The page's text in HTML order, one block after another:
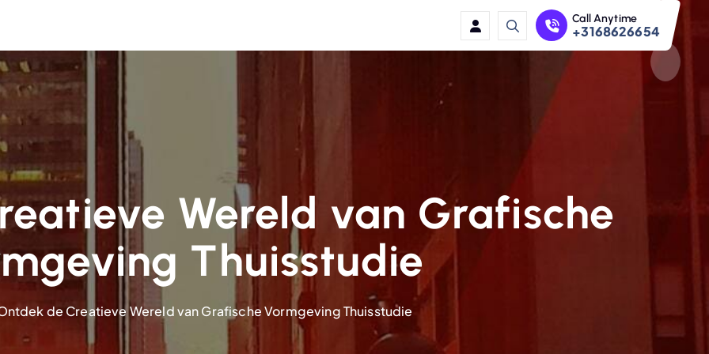
Call Anytime
+3168626654
Wereld van Grafische
Thuisstudie
de Creatieve Wereld van Grafische Vormgeving Thuisstudie